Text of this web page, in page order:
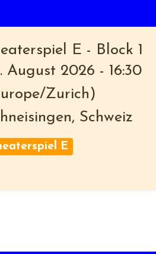
E - Block 1
August 2026 - 16:30
Zurich )
, Schweiz
E